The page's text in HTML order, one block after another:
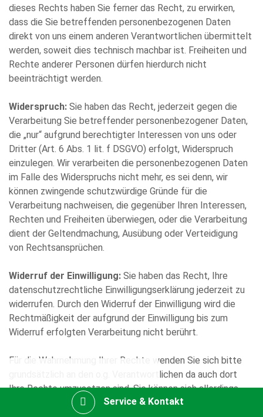
dieses Rechts haben Sie ferner das Recht, zu erwirken,
dass die Sie betreffenden personenbezogenen Daten
direkt von uns einem anderen Verantwortlichen übermittelt
werden, soweit dies technisch machbar ist. Freiheiten und
Rechte anderer Personen dürfen hierdurch nicht
beeinträchtigt werden.
Widerspruch: Sie haben das Recht, jederzeit gegen die
Verarbeitung Sie betreffender personenbezogener Daten,
die „nur“ aufgrund berechtigter Interessen von uns oder
Dritter (Art. 6 Abs. 1 lit. f DSGVO) erfolgt, Widerspruch
einzulegen. Wir verarbeiten die personenbezogenen Daten
im Falle des Widerspruchs nicht mehr, es sei denn, wir
können zwingende schutzwürdige Gründe für die
Verarbeitung nachweisen, die gegenüber Ihren Interessen,
Rechten und Freiheiten überwiegen, oder die Verarbeitung
dient der Geltendmachung, Ausübung oder Verteidigung
von Rechtsansprüchen.
Widerruf der Einwilligung: Sie haben das Recht, Ihre
datenschutzrechtliche Einwilligungserklärung jederzeit zu
widerrufen. Durch den Widerruf der Einwilligung wird die
Rechtmäßigkeit der aufgrund der Einwilligung bis zum
Widerruf erfolgten Verarbeitung nicht berührt.
Für die Wahrnehmung Ihrer Rechte wenden Sie sich bitte
grundsätzlich an den o.g. Verantwortlichen da auch dort
Ihre Rechte umzusetzen sind. Sie können sich allerdings
Datenschutzbeauftragtenwenden, insb.
Service & Kontakt